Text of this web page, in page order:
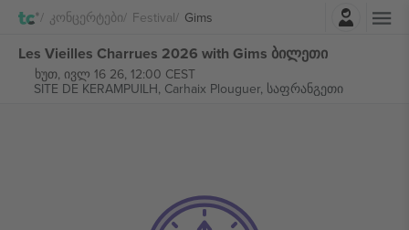
Კონცერტები Festival Gims
Les Vieilles Charrues 2026 with Gims ბილეთი
ხუთ, ივლ 16 26, 12:00 CEST
SITE DE KERAMPUILH, Carhaix Plouguer, საფრანგეთი